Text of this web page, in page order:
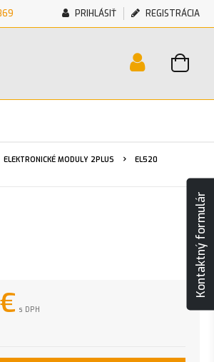
PRIHLÁSIŤ REGISTRÁCIA
ELEKTRONICKÉ MODULY 2PLUS
EL520
€ s DPH
Kontaktný formulár